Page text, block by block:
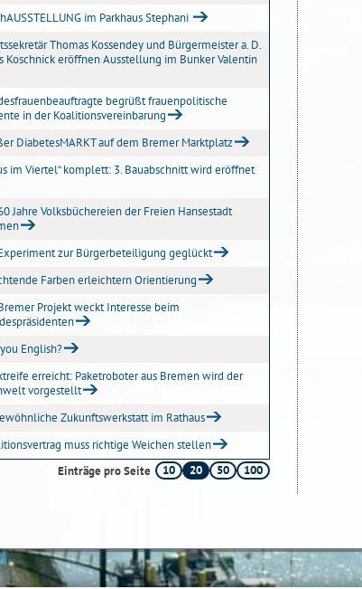
im Parkhaus Stephani
Thomas Kossendey und Bürgermeister a. D.
Koschnick eröffnen Ausstellung im Bunker Valentin
begrüßt frauenpolitische
in der Koalitionsvereinbarung
DiabetesMARKT auf dem Bremer Marktplatz
im Viertel“ komplett: 3. Bauabschnitt wird eröffnet
Jahre Volksbüchereien der Freien Hansestadt
zur Bürgerbeteiligung geglückt
Farben erleichtern Orientierung
Projekt weckt Interesse beim
English?
erreicht: Paketroboter aus Bremen wird der
vorgestellt
Zukunftswerkstatt im Rathaus
muss richtige Weichen stellen
Einträge pro Seite 10 20 50 100